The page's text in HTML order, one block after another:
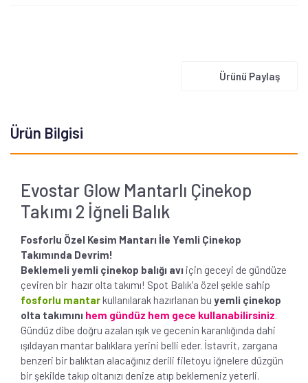
Ürünü Paylaş
Ürün Bilgisi
Evostar Glow Mantarlı Çinekop
Takımı 2 İğneli Balık
Fosforlu Özel Kesim Mantarı İle Yemli Çinekop
Takımında Devrim!
Beklemeli yemli çinekop balığı avı için geceyi de gündüze
çeviren bir hazır olta takımı! Spot Balık'a özel şekle sahip
fosforlu mantar kullanılarak hazırlanan bu yemli çinekop
olta takımını hem gündüz hem gece kullanabilirsiniz
Gündüz dibe doğru azalan ışık ve gecenin karanlığında dahi
ışıldayan mantar balıklara yerini belli eder. İstavrit, zargana
benzeri bir balıktan alacağınız derili filetoyu iğnelere düzgün
bir şekilde takıp oltanızı denize atıp beklemeniz yeterli.